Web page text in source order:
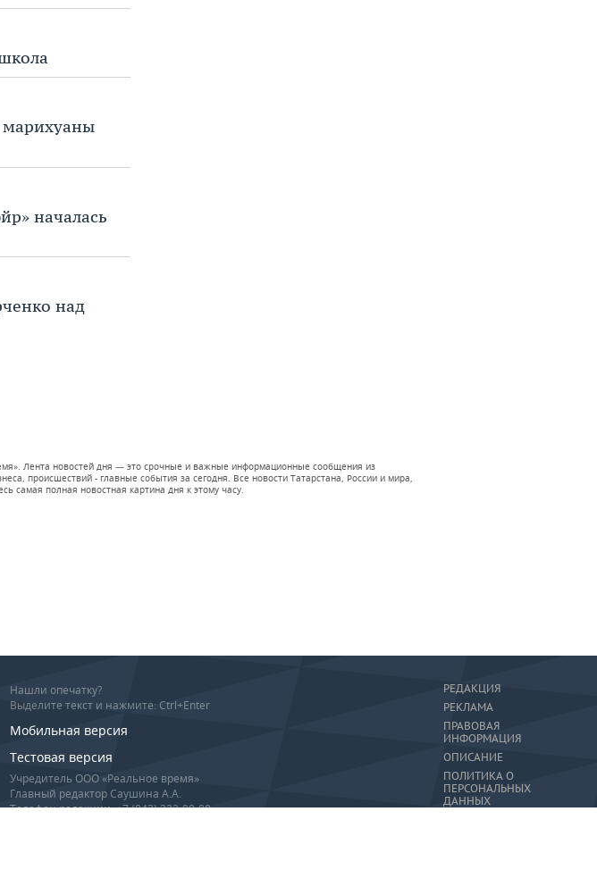
марихуаны
началась
над
Лента новостей дня — это срочные и важные информационные сообщения из
происшествий - главные события за сегодня. Все новости Татарстана, России и мира,
самая полная новостная картина дня к этому часу.
Нашли опечатку?
Выделите текст и нажмите: Ctrl+Enter
Мобильная версия
Тестовая версия
Учредитель ООО «Реальное время»
Главный редактор Саушина А.А.
Телефон редакции: +7 (843) 222-90-80
РЕДАКЦИЯ
РЕКЛАМА
ПРАВОВАЯ
ИНФОРМАЦИЯ
ОПИСАНИЕ
ПОЛИТИКА О
ПЕРСОНАЛЬНЫХ
ДАННЫХ